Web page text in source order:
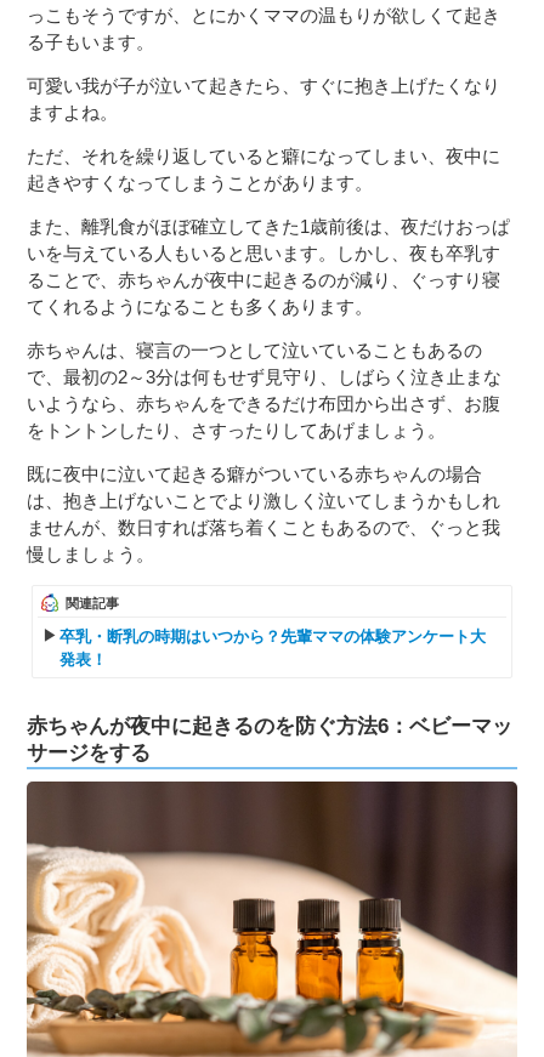
っこもそうですが、とにかくママの温もりが欲しくて起き
る子もいます。
可愛い我が子が泣いて起きたら、すぐに抱き上げたくなり
ますよね。
ただ、それを繰り返していると癖になってしまい、夜中に
起きやすくなってしまうことがあります。
また、離乳食がほぼ確立してきた1歳前後は、夜だけおっぱ
いを与えている人もいると思います。しかし、夜も卒乳す
ることで、赤ちゃんが夜中に起きるのが減り、ぐっすり寝
てくれるようになることも多くあります。
赤ちゃんは、寝言の一つとして泣いていることもあるの
で、最初の2～3分は何もせず見守り、しばらく泣き止まな
いようなら、赤ちゃんをできるだけ布団から出さず、お腹
をトントンしたり、さすったりしてあげましょう。
既に夜中に泣いて起きる癖がついている赤ちゃんの場合
は、抱き上げないことでより激しく泣いてしまうかもしれ
ませんが、数日すれば落ち着くこともあるので、ぐっと我
慢しましょう。
関連記事
卒乳・断乳の時期はいつから？先輩ママの体験アンケート大
発表！
赤ちゃんが夜中に起きるのを防ぐ方法6：ベビーマッ
サージをする